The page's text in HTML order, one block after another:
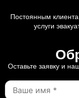
Постоянным
услуги
Оставьте заявку и